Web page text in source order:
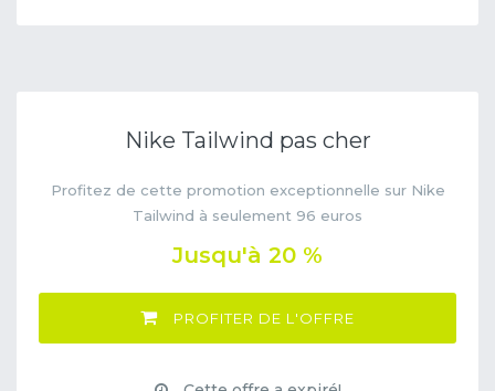
Nike Tailwind pas cher
Profitez de cette promotion exceptionnelle sur Nike
Tailwind à seulement 96 euros
Jusqu'à 20 %
PROFITER DE L'OFFRE